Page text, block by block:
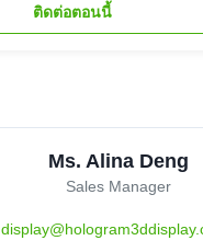
ติดต่อตอนนี้
Ms. Alina Deng
Sales Manager